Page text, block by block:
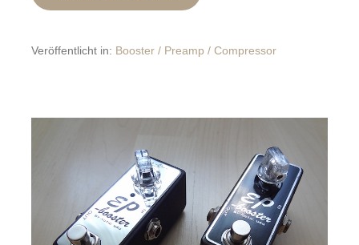
Veröffentlicht in: Booster / Preamp / Compressor